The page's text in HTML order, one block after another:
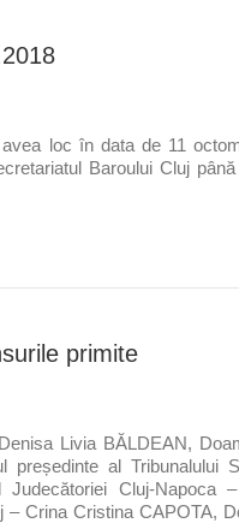
loc în data de 11
Baroului Cluj
primite
Livia BĂLDEAN,
președinte al Tribunalului
Cluj-Napoca
Crina Cristina CAPOTA,